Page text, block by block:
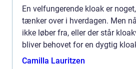
En velfungerende kloak er
tænker over i hverdagen. Men
ikke løber fra, eller der står
bliver behovet for en dygtig
Aabenbraa meget konkret. En
Camilla Lauritzen